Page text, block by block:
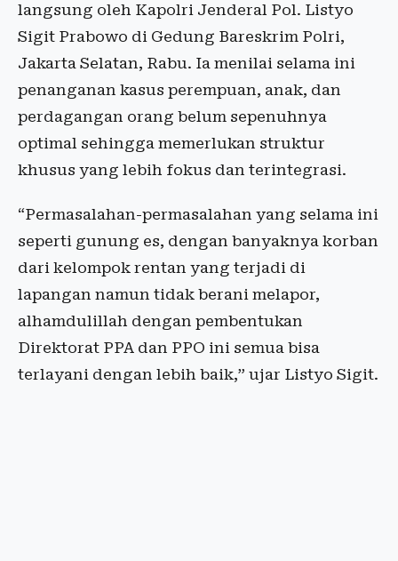
langsung oleh Kapolri Jenderal Pol. Listyo
Sigit Prabowo di Gedung Bareskrim Polri,
Jakarta Selatan, Rabu. Ia menilai selama ini
penanganan kasus perempuan, anak, dan
perdagangan orang belum sepenuhnya
optimal sehingga memerlukan struktur
khusus yang lebih fokus dan terintegrasi.
“Permasalahan-permasalahan yang selama ini
seperti gunung es, dengan banyaknya korban
dari kelompok rentan yang terjadi di
lapangan namun tidak berani melapor,
alhamdulillah dengan pembentukan
Direktorat PPA dan PPO ini semua bisa
terlayani dengan lebih baik,” ujar Listyo Sigit.